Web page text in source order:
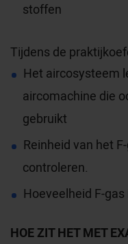
stoffen
Tijdens de
Het aircosysteem
aircomachine die
gebruikt
Reinheid van het
controleren.
Hoeveelheid F-
HOE ZIT HET MET